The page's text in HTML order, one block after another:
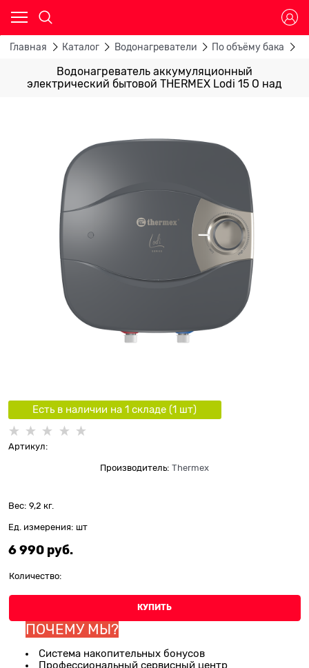
Главная Каталог Водонагреватели По объёму бака
Водонагреватель аккумуляционный
электрический бытовой THERMEX Lodi 15 O над
Есть в наличии на 1 складe (1 шт)
Артикул:
Производитель: Thermex
Вес: 9,2 кг.
Ед. измерения: шт
6 990 руб.
Количество:
КУПИТЬ
ПОЧЕМУ МЫ?
Система накопительных бонусов
Профессиональный сервисный центр